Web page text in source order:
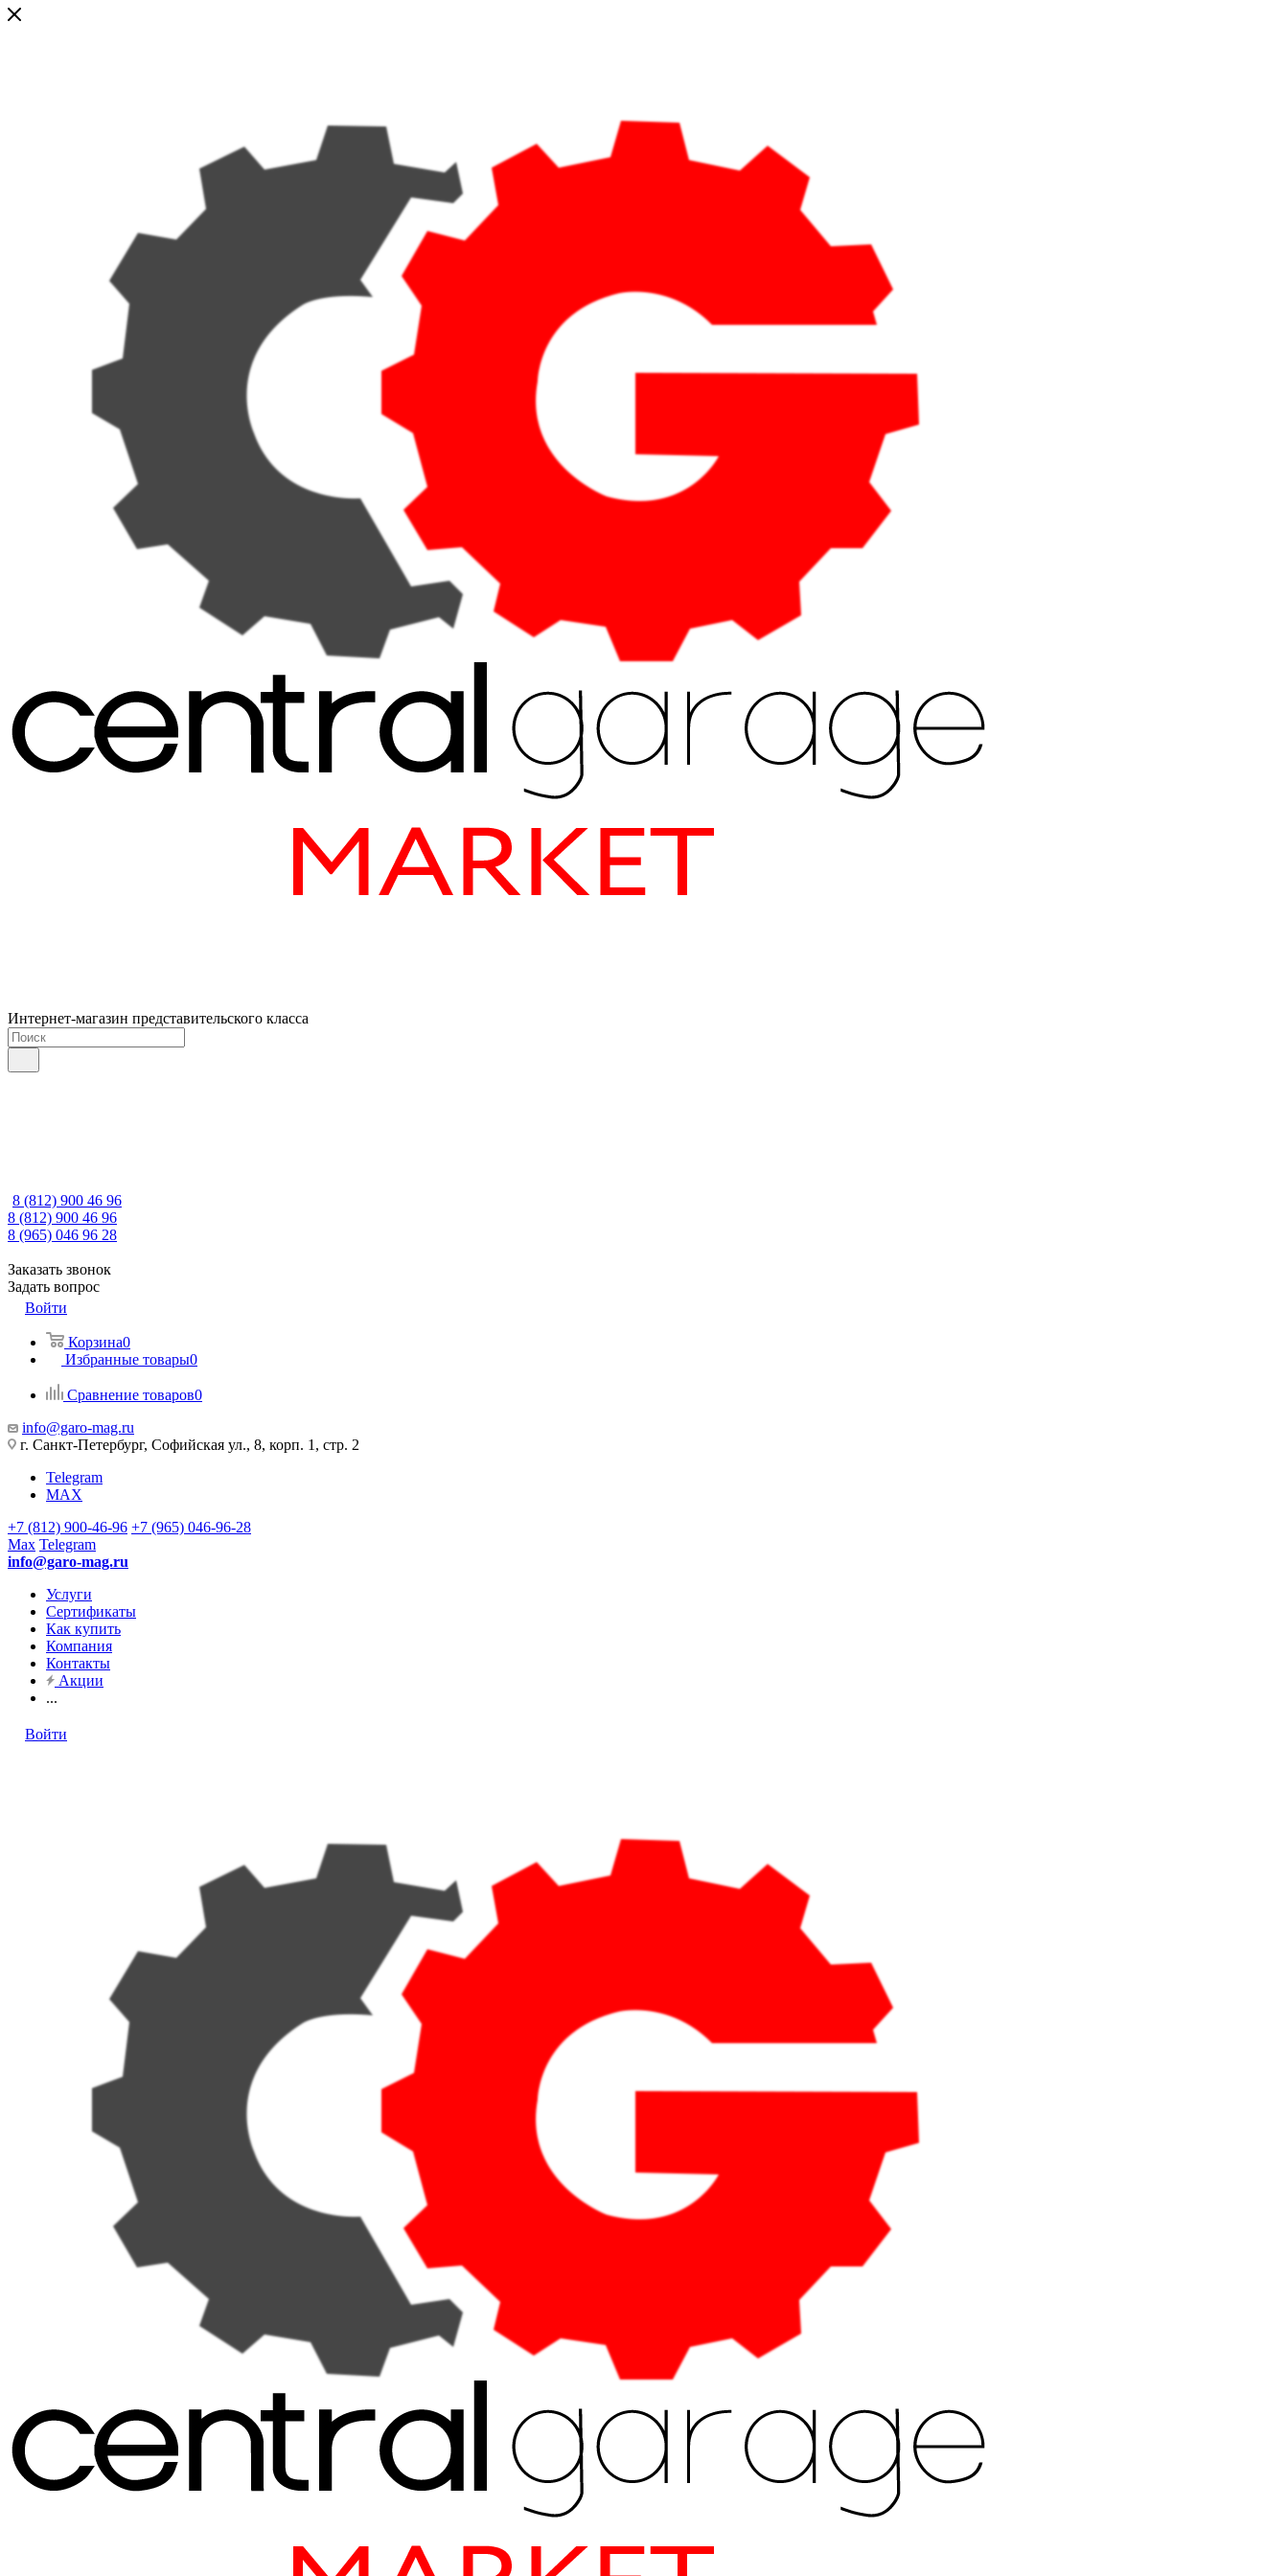
Интернет-магазин представительского класса
8 (812) 900 46 96
8 (812) 900 46 96
8 (965) 046 96 28
Заказать звонок
Задать вопрос
Войти
Корзина0
Избранные товары0
Сравнение товаров0
info@garo-mag.ru
г. Санкт-Петербург, Софийская ул., 8, корп. 1, стр. 2
Telegram
MAX
+7 (812) 900-46-96 +7 (965) 046-96-28
Max Telegram
info@garo-mag.ru
Услуги
Сертификаты
Как купить
Компания
Контакты
Акции
...
Войти